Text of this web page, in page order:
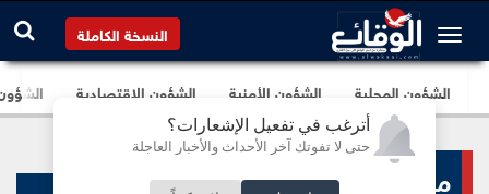
أترغب في تفعيل الإشعارات؟
حتى لا تفوتك آخر الأحداث والأخبار العاجلة
النسخة الكاملة
الشؤون المحلية الشؤون الأمنية الشؤون الإقتصادية
منبر الوقائع